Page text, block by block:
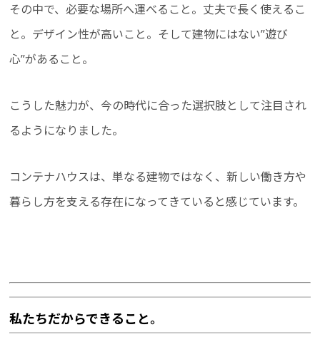
その中で、必要な場所へ運べること。丈夫で長く使えるこ
と。デザイン性が高いこと。そして建物にはない”遊び
心”があること。
こうした魅力が、今の時代に合った選択肢として注目され
るようになりました。
コンテナハウスは、単なる建物ではなく、新しい働き方や
暮らし方を支える存在になってきていると感じています。
私たちだからできること。